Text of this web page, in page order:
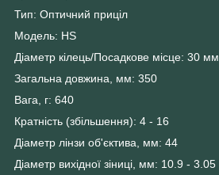
Тип: Оптичний приціл
Модель: HS
Діаметр кілець/Посадкове місце: 30 мм
Загальна довжина, мм: 350
Вага, г: 640
Кратність (збільшення): 4 - 16
Діаметр лінзи об'єктива, мм: 44
Діаметр вихідної зіниці, мм: 10.9 - 3.05